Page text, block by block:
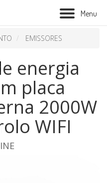
Menu
BIOLAREIRA
EMISSORES
energia
placa
2000W
WIFI